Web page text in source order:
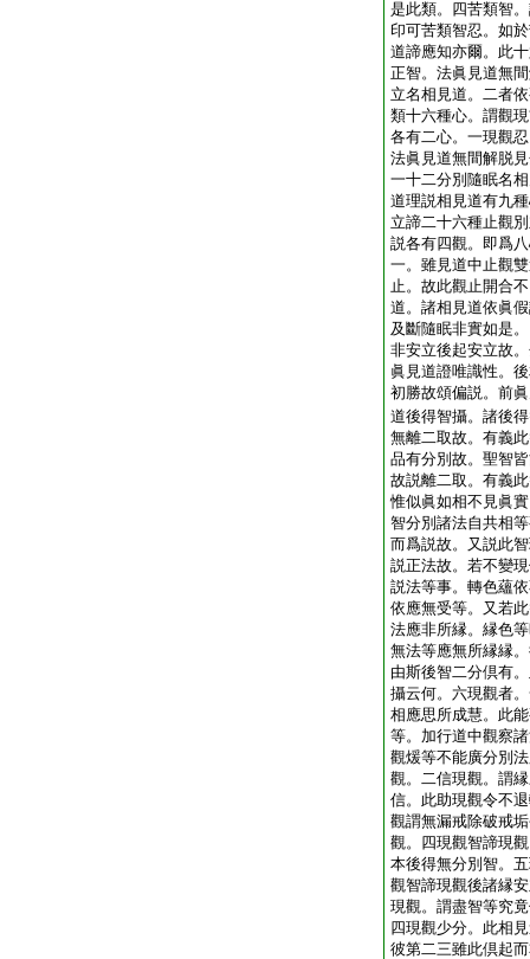
是此類。四苦類智
印可苦類智忍。如
道諦應知亦爾。此
正智。法眞見道無
立名相見道。二者
類十六種心。謂觀
各有二心。一現觀
法眞見道無間解脱
一十二分別隨眠名
道理説相見道有九
立諦二十六種止觀
説各有四觀。即爲
一。雖見道中止觀
止。故此觀止開合
道。諸相見道依眞
及斷隨眠非實如是
非安立後起安立故
眞見道證唯識性。
初勝故頌偏説。前
道後得智攝。諸後
無離二取故。有義
品有分別故。聖智
故説離二取。有義
惟似眞如相不見眞
智分別諸法自共相
而爲説故。又説此
説正法故。若不變
説法等事。轉色蘊
依應無受等。又若
法應非所縁。縁色
無法等應無所縁縁
由斯後智二分倶有
攝云何。六現觀者
相應思所成慧。此
等。加行道中觀察
觀煖等不能廣分別
觀。二信現觀。謂
信。此助現觀令不
觀謂無漏戒除破戒
觀。四現觀智諦現
本後得無分別智。
觀智諦現觀後諸縁
現觀。謂盡智等究
四現觀少分。此相
彼第二三雖此倶起